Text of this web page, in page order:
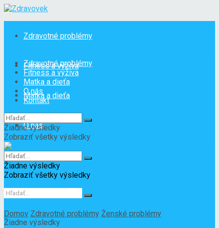
Zdravotné problémy
Fitness a výživa
Matka a dieťa
O nás
Kontakt
Žiadne výsledky
Zdravotné problémy
Fitness a výživa
Matka a dieťa
O nás
Kontakt
Žiadne výsledky
Zobraziť všetky výsledky
Žiadne výsledky
Zobraziť všetky výsledky
Domov Zdravotné problémy Ženské problémy